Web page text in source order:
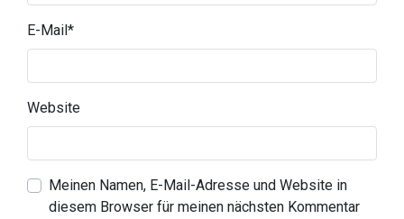
E-Mail *
Website
Meinen Namen, E-Mail-Adresse und Website in
diesem Browser für meinen nächsten Kommentar